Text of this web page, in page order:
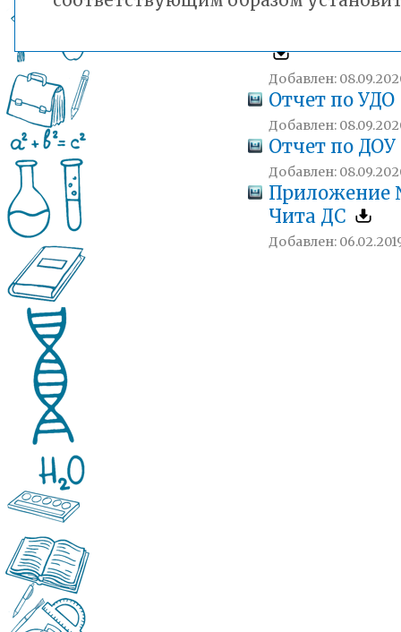
Добавлен:
Добавлен:
Отчет по УДО
Добавлен:
Отчет по ДОУ
Добавлен:
Приложение
Чита ДС
Добавлен: